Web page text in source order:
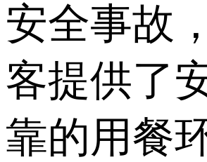
安全事故
客提供了
靠的用餐